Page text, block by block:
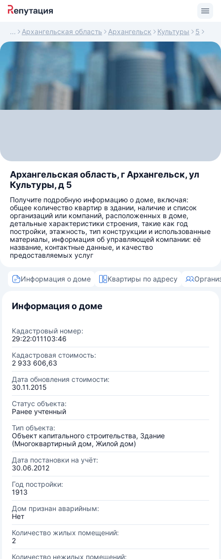
Архангельская область Архангельск Культуры 5
Архангельская область, г Архангельск, ул
Культуры, д 5
Получите подробную информацию о доме, включая:
общее количество квартир в здании, наличие и список
организаций или компаний, расположенных в доме,
детальные характеристики строения, такие как год
постройки, этажность, тип конструкции и использованные
материалы, информация об управляющей компании: её
название, контактные данные, и качество
предоставляемых услуг
Информация о доме Квартиры по адресу
Информация о доме
Кадастровый номер:
29:22:011103:46
Кадастровая стоимость:
2 933 606,63
Дата обновления стоимости:
30.11.2015
Статус объекта:
Ранее учтенный
Тип объекта:
Объект капитального строительства, Здание
(Многоквартирный дом, Жилой дом)
Дата постановки на учёт:
30.06.2012
Год постройки:
1913
Дом признан аварийным:
Нет
Количество жилых помещений:
2
Количество нежилых помещений: